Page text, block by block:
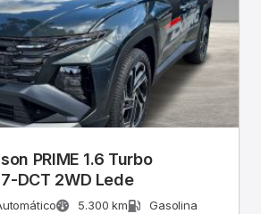
PRIME 1.6 Turbo
DCT 2WD Lede
5.300 km
Gasolina